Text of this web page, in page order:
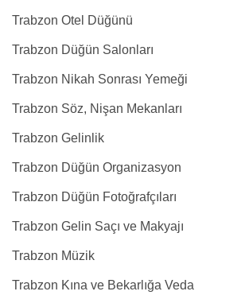
Trabzon Otel Düğünü
Trabzon Düğün Salonları
Trabzon Nikah Sonrası Yemeği
Trabzon Söz, Nişan Mekanları
Trabzon Gelinlik
Trabzon Düğün Organizasyon
Trabzon Düğün Fotoğrafçıları
Trabzon Gelin Saçı ve Makyajı
Trabzon Müzik
Trabzon Kına ve Bekarlığa Veda